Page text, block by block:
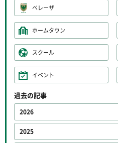
ベレーザ
ホームタウン
スクール
イベント
過去の記事
2026
2025